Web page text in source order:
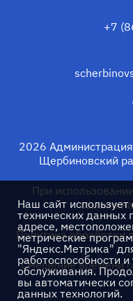
+7
2026
Щербиновский
При
ссылка
Политика обработки
Смещение времени
Наш сайт
технических данных
адресе,
метрические
"Яндекс.Метрика"
работоспособности
обслуживания.
вы автоматически
данных технологий.